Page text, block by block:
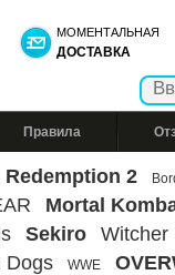
МОМЕНТАЛЬНАЯ
ДОСТАВКА
Правила
Redemption 2
Mortal
Sekiro
Witcher
Dogs WWE